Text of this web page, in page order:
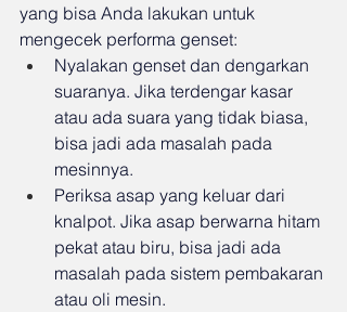
yang bisa Anda lakukan untuk
mengecek performa genset:
Nyalakan genset dan dengarkan
suaranya. Jika terdengar kasar
atau ada suara yang tidak biasa,
bisa jadi ada masalah pada
mesinnya.
Periksa asap yang keluar dari
knalpot. Jika asap berwarna hitam
pekat atau biru, bisa jadi ada
masalah pada sistem pembakaran
atau oli mesin.